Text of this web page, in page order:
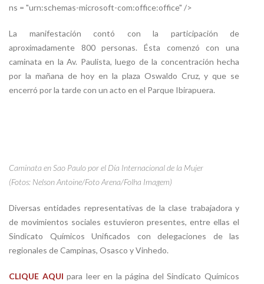
ns = "urn:schemas-microsoft-com:office:office" />
La manifestación contó con la participación de
aproximadamente 800 personas. Ésta comenzó con una
caminata en la Av. Paulista, luego de la concentración hecha
por la mañana de hoy en la plaza Oswaldo Cruz, y que se
encerró por la tarde con un acto en el Parque Ibirapuera.
Caminata en Sao Paulo por el Día Internacional de la Mujer
(Fotos: Nelson Antoine/Foto Arena/Folha Imagem)
Diversas entidades representativas de la clase trabajadora y
de movimientos sociales estuvieron presentes, entre ellas el
Sindicato Químicos Unificados con delegaciones de las
regionales de Campinas, Osasco y Vinhedo.
CLIQUE AQUI para leer en la página del Sindicato Químicos